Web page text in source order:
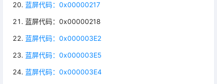
蓝屏代码：0x00000217
蓝屏代码：0x00000218
蓝屏代码：0x000003E2
蓝屏代码：0x000003E5
蓝屏代码：0x000003E4